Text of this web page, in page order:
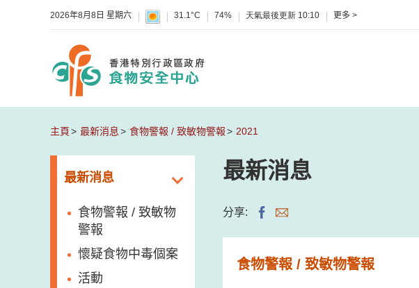
2026年8月8日 星期六 31.1°C 74% 天氣最後更新 10:10 更多 >
主頁 最新消息 食物警報 / 致敏物警報 2021
最新消息
食物警報 / 致敏物
警報
懷疑食物中毒個案
活動
最新消息
分享:
食物警報 / 致敏物警報